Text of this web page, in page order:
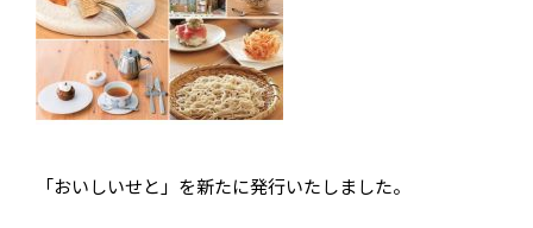
「おいしいせと」を新たに発行いたしました。